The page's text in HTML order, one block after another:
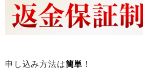
申し込み方法は簡単 ！